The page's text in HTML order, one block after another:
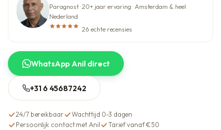
Paragnost · 20+ jaar ervaring · Amsterdam & heel
Nederland
26 echte recensies
WhatsApp Anil direct
+31 6 45687242
24/7 bereikbaar
Wachttijd 0-3 dagen
Persoonlijk contact met Anil
Tarief vanaf €50